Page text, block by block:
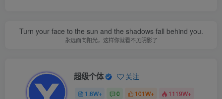
Turn your face to the sun and the shadows fall behind you.
永远面向阳光，这样你就看不见阴影了
超级个体 关注
1.6W+ 0 101W+ 1119W+